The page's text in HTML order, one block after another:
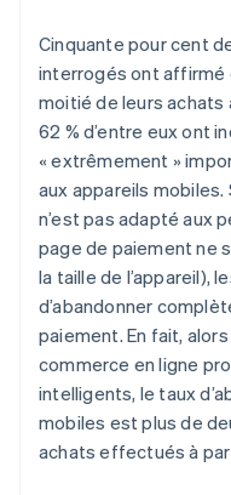
Cinquante pour cent
interrogés ont affirmé
moitié de leurs achats
62 % d’entre eux ont
« extrêmement »
aux appareils
n’est pas adapté aux
page de paiement ne
la taille de l’appareil),
d’abandonner
paiement. En fait,
commerce en ligne
intelligents, le taux
mobiles est plus de
achats effectués à